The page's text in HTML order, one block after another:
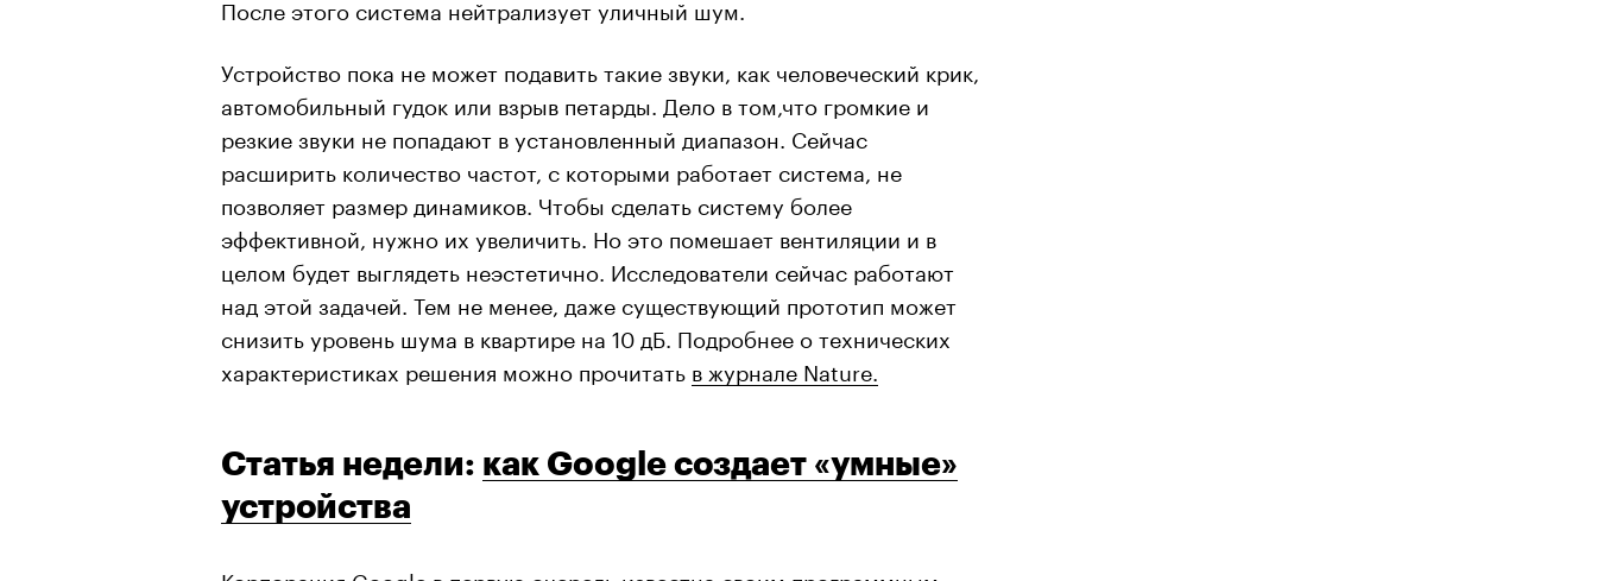
После этого система нейтрализует уличный шум.
Устройство пока не может подавить такие звуки, как человеческий крик,
автомобильный гудок или взрыв петарды. Дело в том,что громкие и
резкие звуки не попадают в установленный диапазон. Сейчас
расширить количество частот, с которыми работает система, не
позволяет размер динамиков. Чтобы сделать систему более
эффективной, нужно их увеличить. Но это помешает вентиляции и в
целом будет выглядеть неэстетично. Исследователи сейчас работают
над этой задачей. Тем не менее, даже существующий прототип может
снизить уровень шума в квартире на 10 дБ. Подробнее о технических
характеристиках решения можно прочитать в журнале Nature.
Статья недели: как Google создает «умные»
устройства